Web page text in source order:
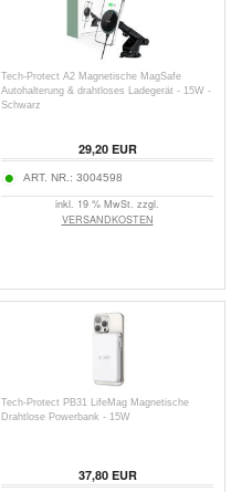
Tech-Protect A2 Magnetische MagSafe
Autohalterung & drahtloses Ladegerät - 15W -
Schwarz
29,20EUR
ART. NR.: 3004598
inkl. 19 % MwSt. zzgl.
VERSANDKOSTEN
Tech-Protect PB31 LifeMag Magnetische
Drahtlose Powerbank - 15W
37,80EUR